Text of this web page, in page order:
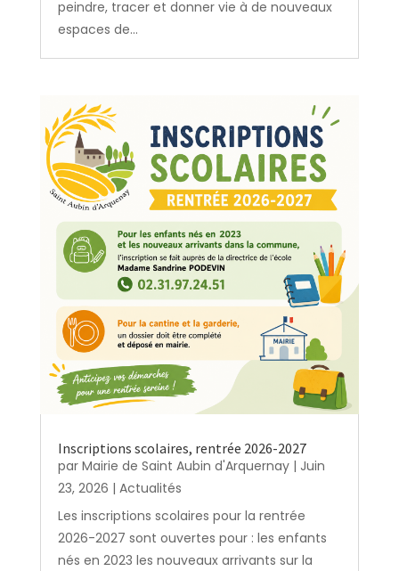
peindre, tracer et donner vie à de nouveaux
espaces de...
Inscriptions scolaires, rentrée 2026-2027
par Mairie de Saint Aubin d'Arquernay| Juin
23, 2026 | Actualités
Les inscriptions scolaires pour la rentrée
2026-2027 sont ouvertes pour : les enfants
nés en 2023 les nouveaux arrivants sur la